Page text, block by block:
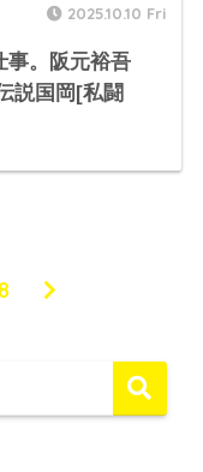
2025.10.10 Fri
事。阪元裕吾
説国岡[私闘